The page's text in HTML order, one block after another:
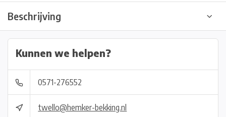
Beschrijving
Kunnen we helpen?
0571-276552
twello@hemker-bekking.nl